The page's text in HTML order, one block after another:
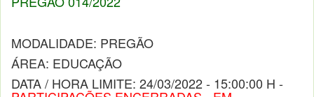
MODALIDADE: PREGÃO
ÁREA: EDUCAÇÃO
DATA / HORA LIMITE: 24/03/2022 - 15:00:00 H -